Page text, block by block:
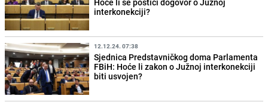
interkonekciji?
12.12.24. 07:38
Sjednica Predstavničkog doma Parlamenta
FBiH: Hoće li zakon o Južnoj interkonekciji
biti usvojen?